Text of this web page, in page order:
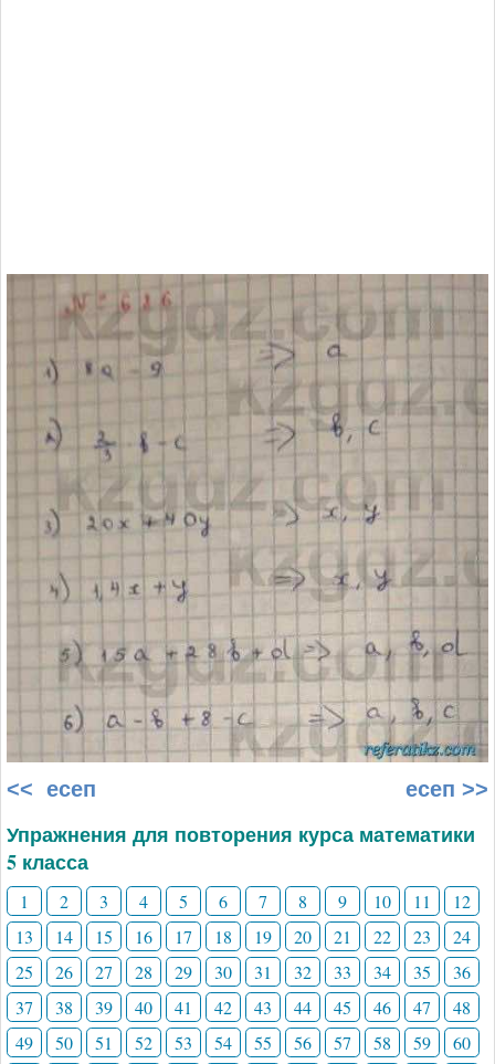
<< есеп есеп >>
Упражнения для повторения курса математики
5 класса
1 2 3 4 5 6 7 8 9 10 11
12
13
14 15 16 17 18 19 20 21 22 23
24
25
26 27 28 29 30 31 32 33 34 35
36
37
38 39 40 41 42 43 44 45 46 47
48
49
50 51 52 53 54 55 56 57 58 59
60